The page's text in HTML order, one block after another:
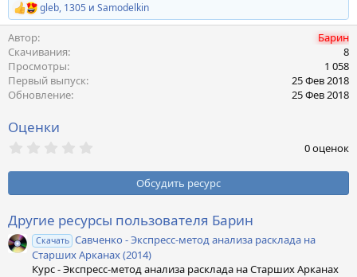
Р
е
а
к
ц
и
и
:
gleb, 1305 и Samodelkin
Автор
Барин
Скачивания
8
Просмотры
1 058
Первый выпуск
25 Фев 2018
Обновление
25 Фев 2018
Оценки
0
з
ё
з
д
0 оценок
Обсудить ресурс
Другие ресурсы пользователя Барин
Скачать Савченко - Экспресс-метод анализа расклада на
Старших Арканах (2014)
Курс - Экспресс-метод анализа расклада на Старших Арканах